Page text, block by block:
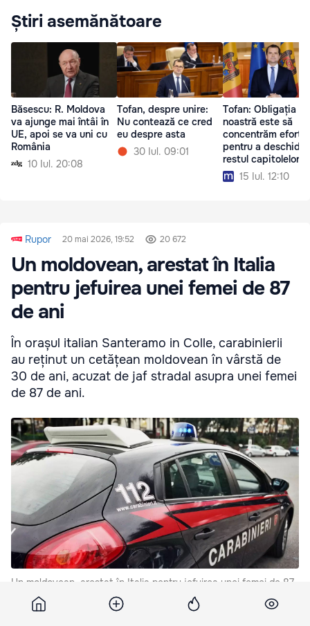
Știri asemănătoare
Băsescu: R. Moldova
va ajunge mai întâi în
UE, apoi se va uni cu
România
10 Iul. 20:08
Tofan, despre unire:
Nu contează ce cred
eu despre asta
30 Iul. 09:01
Tofan: Obligația
noastră este să
concentrăm
pentru a deschide
restul capitolelor
negociere
15 Iul. 12:10
Rupor 20 mai 2026, 19:52 20 672
Un moldovean, arestat în Italia
pentru jefuirea unei femei de 87
de ani
În orașul italian Santeramo in Colle, carabinierii
au reținut un cetățean moldovean în vârstă de
30 de ani, acuzat de jaf stradal asupra unei femei
de 87 de ani.
Un moldovean, arestat în Italia pentru jefuirea unei femei de 87
de ani.